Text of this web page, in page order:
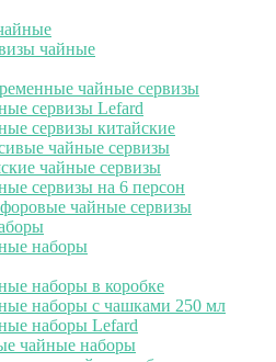
чайные
чайные сервизы
сервизы Lefard
сервизы китайские
чайные сервизы
чайные сервизы
сервизы на 6 персон
чайные сервизы
наборы
наборы в коробке
наборы с чашками 250 мл
наборы Lefard
чайные наборы